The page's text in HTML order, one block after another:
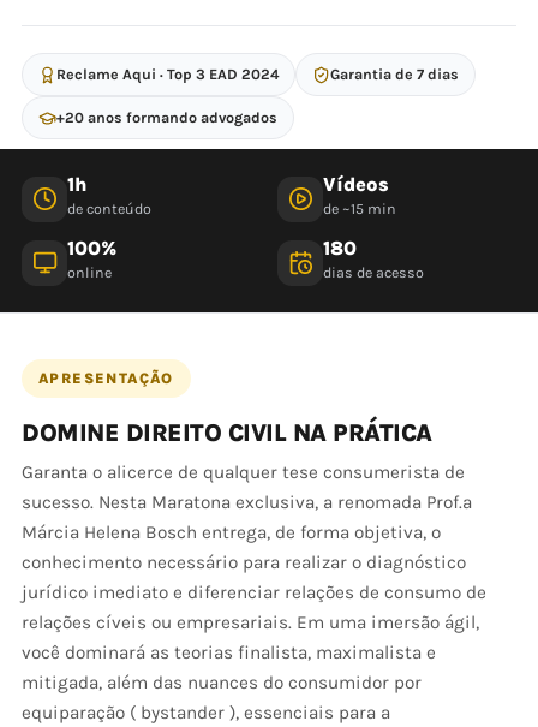
Reclame Aqui · Top 3 EAD 2024 Garantia de 7 dias
+20 anos formando advogados
1h
de conteúdo
Vídeos
de ~15 min
100%
online
180
dias de acesso
APRESENTAÇÃO
DOMINE DIREITO CIVIL NA PRÁTICA
Garanta o alicerce de qualquer tese consumerista de
sucesso. Nesta Maratona exclusiva, a renomada Prof.ª
Márcia Helena Bosch entrega, de forma objetiva, o
conhecimento necessário para realizar o diagnóstico
jurídico imediato e diferenciar relações de consumo de
relações cíveis ou empresariais. Em uma imersão ágil,
você dominará as teorias finalista, maximalista e
mitigada, além das nuances do consumidor por
equiparação ( bystander ), essenciais para a